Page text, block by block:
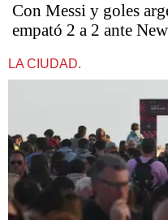
Con Messi y goles
empató 2 a 2 ante
LA CIUDAD.